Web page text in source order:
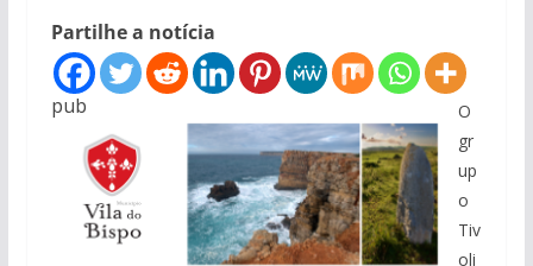
Partilhe a notícia
pub
O
gr
up
o
Tiv
oli